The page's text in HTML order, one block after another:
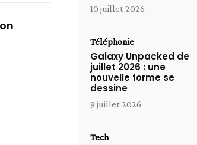
10 juillet 2026
Téléphonie
Galaxy Unpacked de
juillet 2026 : une
nouvelle forme se
dessine
9 juillet 2026
Tech